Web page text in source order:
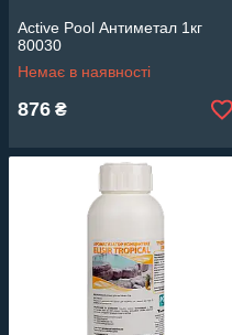
Active Pool Антиметал 1кг
80030
Немає в наявності
876 ₴